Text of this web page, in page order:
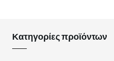
Κατηγορίες προϊόντων